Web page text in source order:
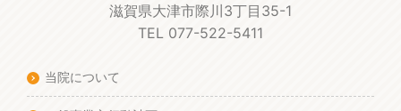
滋賀県大津市際川3丁目35-1
TEL 077-522-5411
当院について